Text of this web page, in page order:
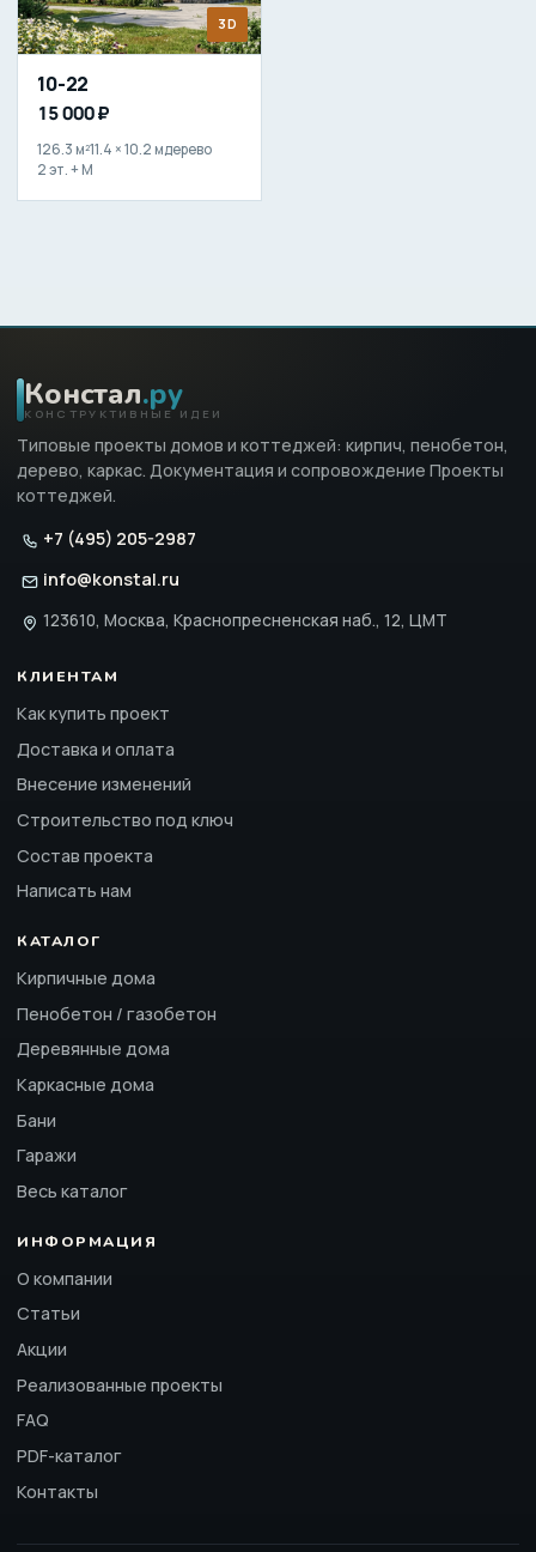
3D
10-22
15 000 ₽
126.3 м²11.4 × 10.2 мдерево
2 эт. + М
Констал.ру
КОНСТРУКТИВНЫЕ ИДЕИ
Типовые проекты домов и коттеджей: кирпич, пенобетон,
дерево, каркас. Документация и сопровождение Проекты
коттеджей.
+7 (495) 205-2987
info@konstal.ru
123610, Москва, Краснопресненская наб., 12, ЦМТ
КЛИЕНТАМ
Как купить проект
Доставка и оплата
Внесение изменений
Строительство под ключ
Состав проекта
Написать нам
КАТАЛОГ
Кирпичные дома
Пенобетон / газобетон
Деревянные дома
Каркасные дома
Бани
Гаражи
Весь каталог
ИНФОРМАЦИЯ
О компании
Статьи
Акции
Реализованные проекты
FAQ
PDF-каталог
Контакты